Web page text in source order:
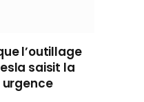
l’outillage
saisit la